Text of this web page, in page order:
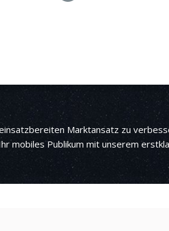
Marktansatz zu
mobiles Publikum mit unserem